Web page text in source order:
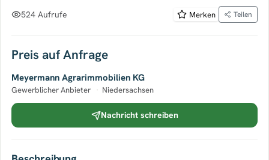
524 Aufrufe Merken Teilen
Preis auf Anfrage
Meyermann Agrarimmobilien KG
Gewerblicher Anbieter · Niedersachsen
Nachricht schreiben